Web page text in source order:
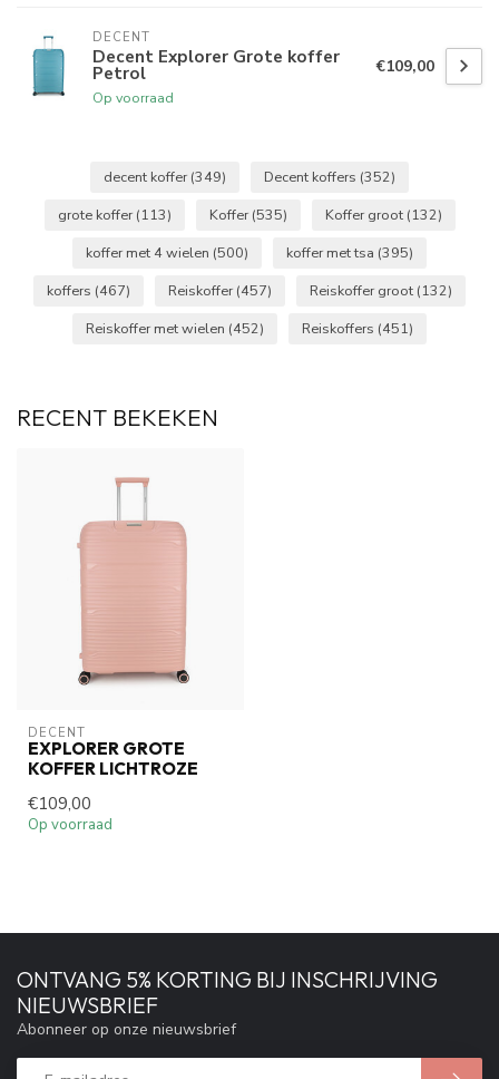
DECENT
Decent Explorer Grote koffer
Petrol
Op voorraad
€109,00
decent koffer (349) Decent koffers (352)
grote koffer (113) Koffer (535) Koffer groot (132)
koffer met 4 wielen (500) koffer met tsa (395)
koffers (467) Reiskoffer (457) Reiskoffer groot (132)
Reiskoffer met wielen (452) Reiskoffers (451)
RECENT BEKEKEN
DECENT
EXPLORER GROTE
KOFFER LICHTROZE
€109,00
Op voorraad
ONTVANG 5% KORTING BIJ INSCHRIJVING
NIEUWSBRIEF
Abonneer op onze nieuwsbrief